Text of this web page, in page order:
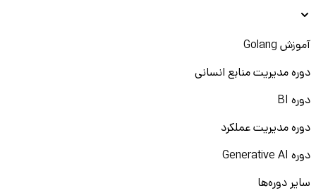
آموزش Golang
دوره مدیریت منابع انسانی
دوره BI
دوره مدیریت عملکرد
دوره Generative AI
سایر دوره‌ها